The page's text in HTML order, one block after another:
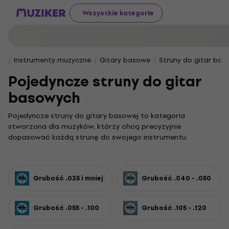
Wszystkie kategorie
Instrumenty muzyczne Gitary basowe Struny do gitar
Pojedyncze struny do gitar
basowych
Pojedyncze struny do gitary basowej to kategoria
stworzona dla muzyków, którzy chcą precyzyjnie
dopasować każdą strunę do swojego instrumentu.
stylu muzycznym.
W naszej ofercie znajdziesz pojedyncze struny o
dostosować dźwięk i charakter Twojej gitary basowej.
Oferujemy zarówno cienkie i elastyczne
Grubość .035 i mniej Grubość .040 - .050
Grubość .055 - .100 Grubość .105 - .120